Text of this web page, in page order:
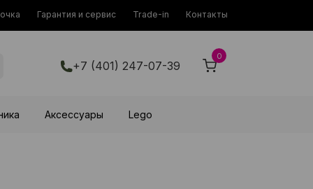
Гарантия и сервис Trade-in Контакты
+7 (401) 247-07-39
0
Аксессуары Lego